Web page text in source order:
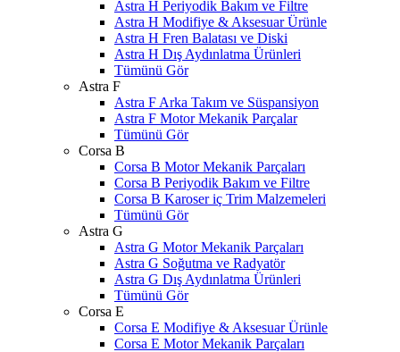
Astra H Periyodik Bakım ve Filtre
Astra H Modifiye & Aksesuar Ürünle
Astra H Fren Balatası ve Diski
Astra H Dış Aydınlatma Ürünleri
Tümünü Gör
Astra F
Astra F Arka Takım ve Süspansiyon
Astra F Motor Mekanik Parçalar
Tümünü Gör
Corsa B
Corsa B Motor Mekanik Parçaları
Corsa B Periyodik Bakım ve Filtre
Corsa B Karoser iç Trim Malzemeleri
Tümünü Gör
Astra G
Astra G Motor Mekanik Parçaları
Astra G Soğutma ve Radyatör
Astra G Dış Aydınlatma Ürünleri
Tümünü Gör
Corsa E
Corsa E Modifiye & Aksesuar Ürünle
Corsa E Motor Mekanik Parçaları